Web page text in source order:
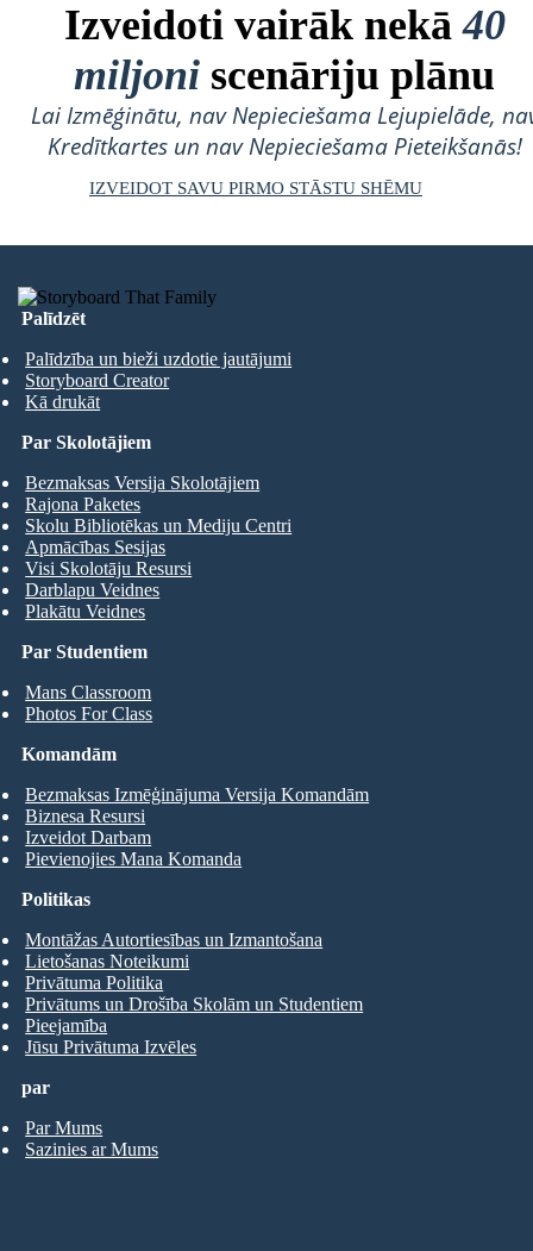
Izveidoti vairāk nekā40
miljoni scenāriju plānu
Lai Izmēģinātu, nav Nepieciešama Lejupielāde,
Kredītkartes un nav Nepieciešama Pieteikšanās!
IZVEIDOT SAVU PIRMO STĀSTU SHĒMU
Palīdzēt
Palīdzība un bieži uzdotie jautājumi
Storyboard Creator
Kā drukāt
Par Studentiem
Mans Classroom
Photos For Class
Par Skolotājiem
Bezmaksas Versija Skolotājiem
Rajona Paketes
Skolu Bibliotēkas un Mediju Centri
Apmācības Sesijas
Visi Skolotāju Resursi
Darblapu Veidnes
Plakātu Veidnes
Komandām
Bezmaksas Izmēģinājuma Versija Komandām
Biznesa Resursi
Izveidot Darbam
Pievienojies Mana Komanda
par
Par Mums
Sazinies ar Mums
Politikas
Montāžas Autortiesības un Izmantošana
Lietošanas Noteikumi
Privātuma Politika
Privātums un Drošība Skolām un Studentiem
Pieejamība
Jūsu Privātuma Izvēles